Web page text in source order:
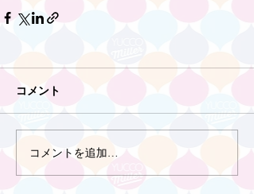
コメント
コメントを追加…